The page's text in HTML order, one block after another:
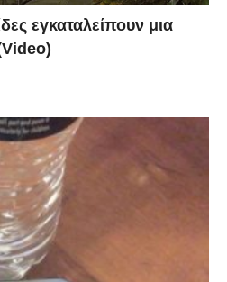
εγκαταλείπουν μια